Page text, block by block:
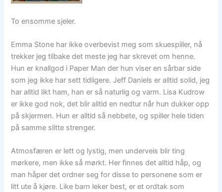
To ensomme sjeler.
Emma Stone har ikke overbevist meg som skuespiller, nå
trekker jeg tilbake det meste jeg har skrevet om henne.
Hun er knallgod i Paper Man der hun viser en sårbar side
som jeg ikke har sett tidligere. Jeff Daniels er alltid solid, jeg
har alltid likt ham, han er så naturlig og varm. Lisa Kudrow
er ikke god nok, det blir alltid en nedtur når hun dukker opp
på skjermen. Hun er alltid så nebbete, og spiller hele tiden
på samme slitte strenger.
Atmosfæren er lett og lystig, men underveis blir ting
mørkere, men ikke så mørkt. Her finnes det alltid håp, og
man håper det ordner seg for disse to personene som er
litt ute å kjøre. Like barn leker best, er et ordtak som